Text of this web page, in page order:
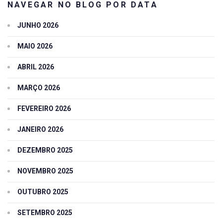
NAVEGAR NO BLOG POR DATA
JUNHO 2026
MAIO 2026
ABRIL 2026
MARÇO 2026
FEVEREIRO 2026
JANEIRO 2026
DEZEMBRO 2025
NOVEMBRO 2025
OUTUBRO 2025
SETEMBRO 2025